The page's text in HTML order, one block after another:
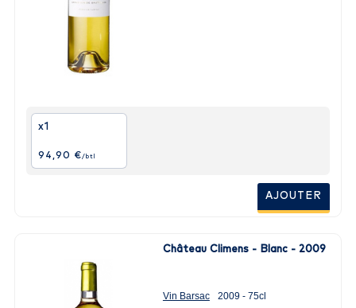
x1
94,90 €/btl
AJOUTER
Château Climens - Blanc - 2009
Vin Barsac 2009 - 75cl